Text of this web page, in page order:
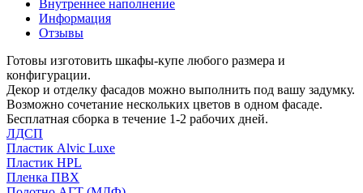
Внутреннее наполнение
Информация
Отзывы
Готовы изготовить шкафы-купе любого размера и
конфигурации.
Декор и отделку фасадов можно выполнить под вашу задумку.
Возможно сочетание нескольких цветов в одном фасаде.
Бесплатная сборка в течение 1-2 рабочих дней.
ЛДСП
Пластик Alvic Luxe
Пластик HPL
Пленка ПВХ